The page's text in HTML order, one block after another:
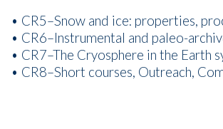
• CR5–Snow and ice: properties,
• CR6–Instrumental and paleo-
• CR7–The Cryosphere in the Earth
• CR8–Short courses, Outreach,